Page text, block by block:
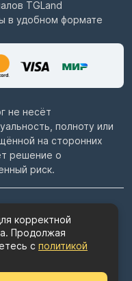
TGLand
в удобном формате
не несёт
полноту или
на сторонних
решение о
риск.
cookie
корректной
Продолжая
с политикой